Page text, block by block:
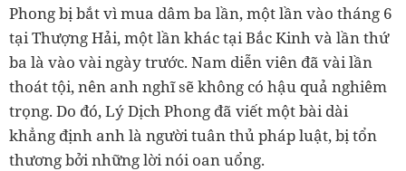
Phong bị bắt vì mua dâm ba lần, một lần vào tháng 6
tại Thượng Hải, một lần khác tại Bắc Kinh và lần thứ
ba là vào vài ngày trước. Nam diễn viên đã vài lần
thoát tội, nên anh nghĩ sẽ không có hậu quả nghiêm
trọng. Do đó, Lý Dịch Phong đã viết một bài dài
khẳng định anh là người tuân thủ pháp luật, bị tổn
thương bởi những lời nói oan uổng.